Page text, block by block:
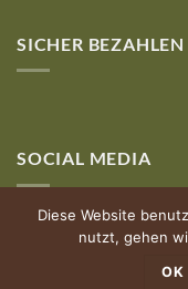
SICHER
SOCIAL MEDIA
© Holz Authentisch
Diese Website
nutzt, gehen
OK